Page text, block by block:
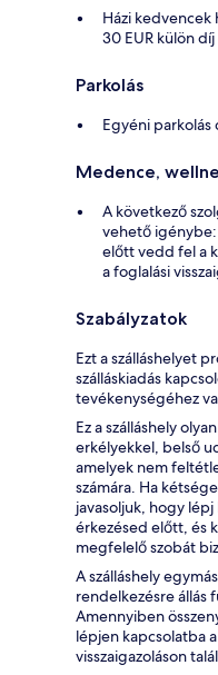
Házi kedvencek
30 EUR külön
Parkolás
Egyéni parkolás
Medence,
A következő
vehető igénybe:
előtt vedd fel a
a foglalási
Szabályzatok
Ezt a szálláshelyet
szálláskiadás
tevékenységéhez
Ez a szálláshely
erkélyekkel, belső
amelyek nem
számára. Ha
javasoljuk, hogy lépj
érkezésed előtt, és
megfelelő szobát
A szálláshely
rendelkezésre
Amennyiben
lépjen kapcsolatba
visszaigazoláson